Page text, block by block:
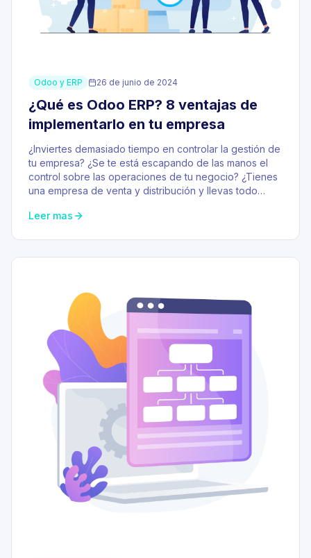
Odoo y ERP 26 de junio de 2024
¿Qué es Odoo ERP? 8 ventajas de
implementarlo en tu empresa
¿Inviertes demasiado tiempo en controlar la gestión de
tu empresa? ¿Se te está escapando de las manos el
control sobre las operaciones de tu negocio? ¿Tienes
una empresa de venta y distribución y llevas todo…
Leer mas